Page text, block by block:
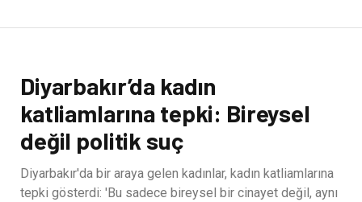
Diyarbakır’da kadın
katliamlarına tepki: Bireysel
değil politik suç
Diyarbakır'da bir araya gelen kadınlar, kadın katliamlarına
tepki gösterdi: 'Bu sadece bireysel bir cinayet değil, aynı